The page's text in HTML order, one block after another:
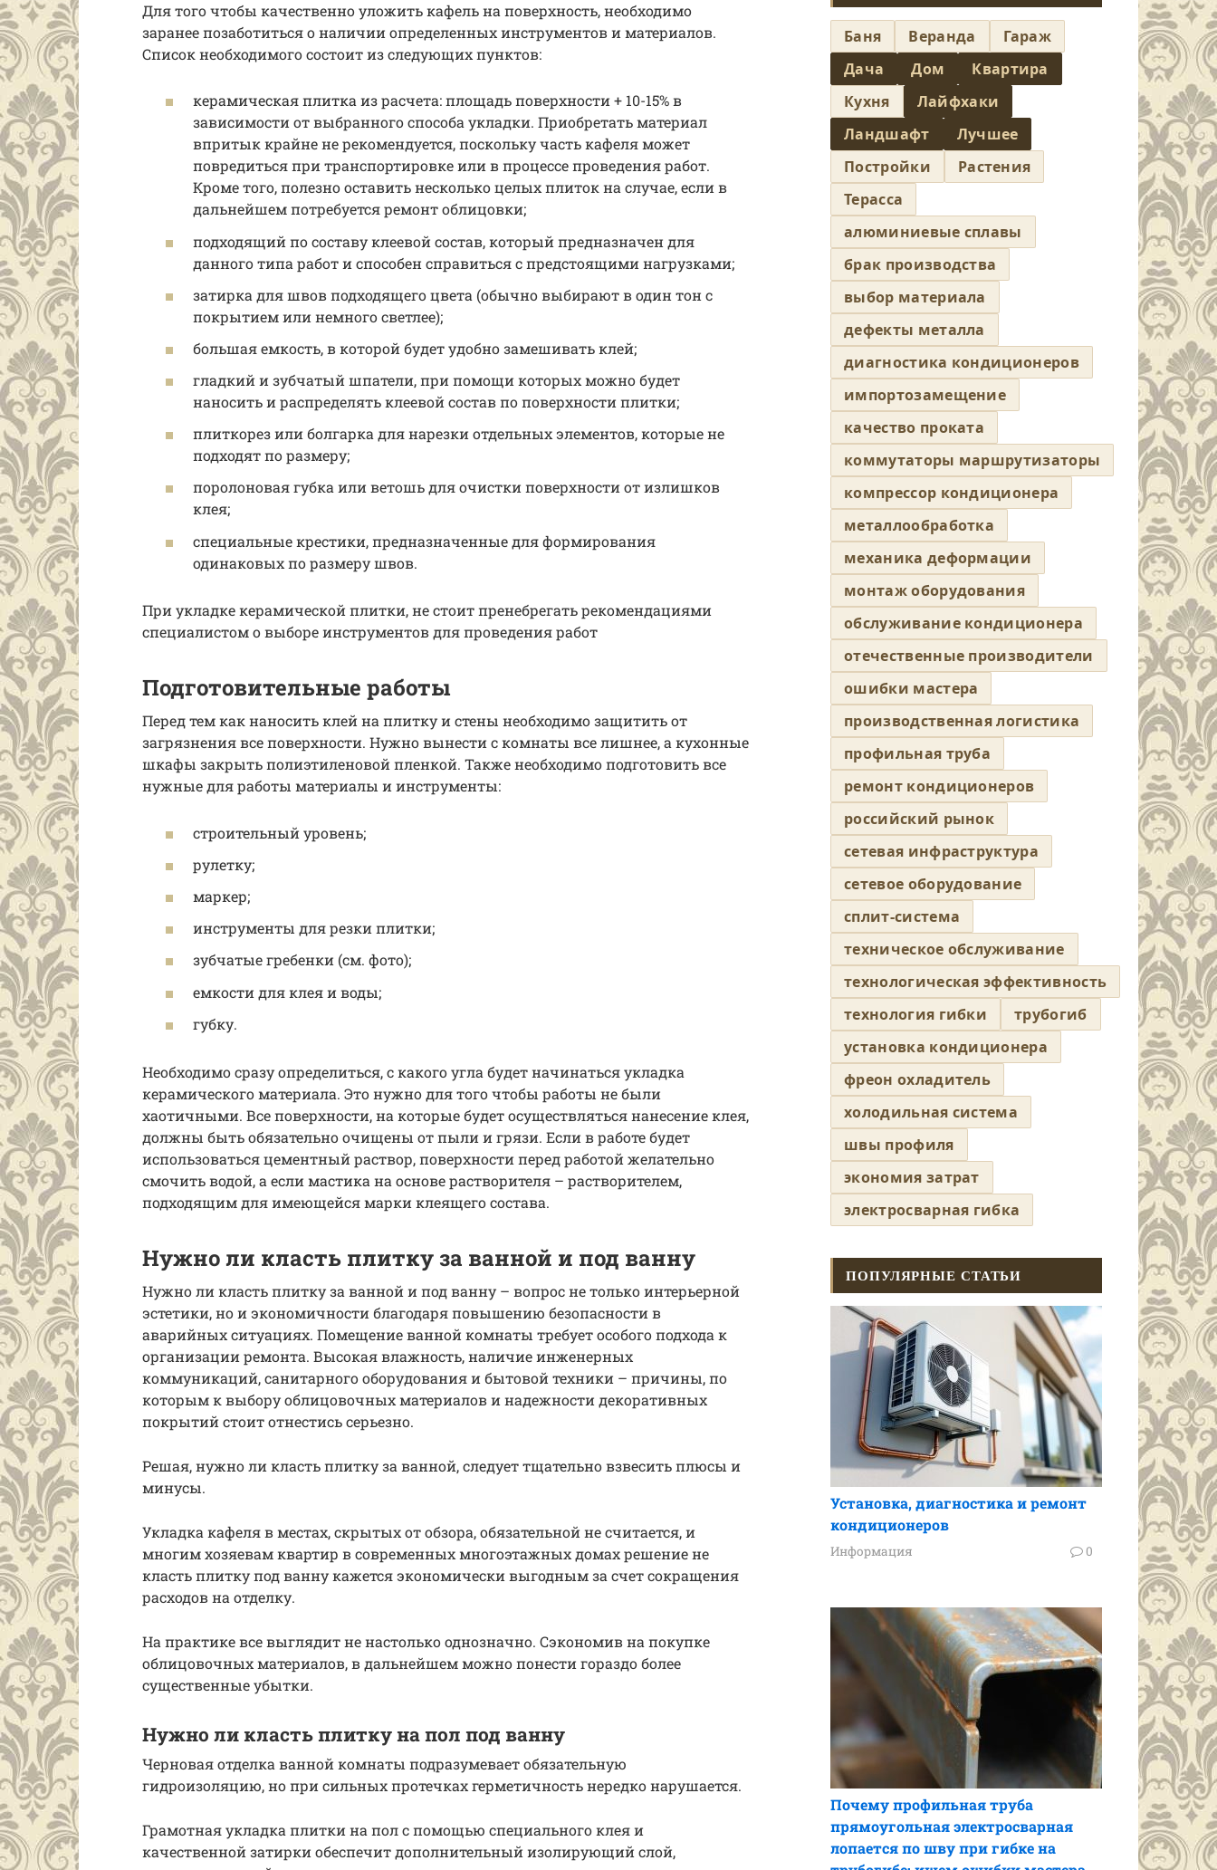
Для того чтобы качественно уложить кафель на поверхность, необходимо
заранее позаботиться о наличии определенных инструментов и материалов.
Список необходимого состоит из следующих пунктов:
керамическая плитка из расчета: площадь поверхности + 10-15% в
зависимости от выбранного способа укладки. Приобретать материал
впритык крайне не рекомендуется, поскольку часть кафеля может
повредиться при транспортировке или в процессе проведения работ.
Кроме того, полезно оставить несколько целых плиток на случае, если в
дальнейшем потребуется ремонт облицовки;
подходящий по составу клеевой состав, который предназначен для
данного типа работ и способен справиться с предстоящими нагрузками;
затирка для швов подходящего цвета (обычно выбирают в один тон с
покрытием или немного светлее);
большая емкость, в которой будет удобно замешивать клей;
гладкий и зубчатый шпатели, при помощи которых можно будет
наносить и распределять клеевой состав по поверхности плитки;
плиткорез или болгарка для нарезки отдельных элементов, которые не
подходят по размеру;
поролоновая губка или ветошь для очистки поверхности от излишков
клея;
специальные крестики, предназначенные для формирования
одинаковых по размеру швов.
При укладке керамической плитки, не стоит пренебрегать рекомендациями
специалистом о выборе инструментов для проведения работ
Подготовительные работы
Перед тем как наносить клей на плитку и стены необходимо защитить от
загрязнения все поверхности. Нужно вынести с комнаты все лишнее, а кухонные
шкафы закрыть полиэтиленовой пленкой. Также необходимо подготовить все
нужные для работы материалы и инструменты:
строительный уровень;
рулетку;
маркер;
инструменты для резки плитки;
зубчатые гребенки (см. фото);
емкости для клея и воды;
губку.
Необходимо сразу определиться, с какого угла будет начинаться укладка
керамического материала. Это нужно для того чтобы работы не были
хаотичными. Все поверхности, на которые будет осуществляться нанесение клея,
должны быть обязательно очищены от пыли и грязи. Если в работе будет
использоваться цементный раствор, поверхности перед работой желательно
смочить водой, а если мастика на основе растворителя – растворителем,
подходящим для имеющейся марки клеящего состава.
Нужно ли класть плитку за ванной и под ванну
Нужно ли класть плитку за ванной и под ванну – вопрос не только интерьерной
эстетики, но и экономичности благодаря повышению безопасности в
аварийных ситуациях. Помещение ванной комнаты требует особого подхода к
организации ремонта. Высокая влажность, наличие инженерных
коммуникаций, санитарного оборудования и бытовой техники – причины, по
которым к выбору облицовочных материалов и надежности декоративных
покрытий стоит отнестись серьезно.
Решая, нужно ли класть плитку за ванной, следует тщательно взвесить плюсы и
минусы.
Укладка кафеля в местах, скрытых от обзора, обязательной не считается, и
многим хозяевам квартир в современных многоэтажных домах решение не
класть плитку под ванну кажется экономически выгодным за счет сокращения
расходов на отделку.
На практике все выглядит не настолько однозначно. Сэкономив на покупке
облицовочных материалов, в дальнейшем можно понести гораздо более
существенные убытки.
Нужно ли класть плитку на пол под ванну
Черновая отделка ванной комнаты подразумевает обязательную
гидроизоляцию, но при сильных протечках герметичность нередко нарушается.
Грамотная укладка плитки на пол с помощью специального клея и
качественной затирки обеспечит дополнительный изолирующий слой,
Баня Веранда
Гараж
Дача
Дом
Квартира
Кухня
Лайфхаки
Ландшафт
Лучшее
Постройки
Растения
Терасса
алюминиевые сплавы
брак производства
выбор материала
дефекты металла
диагностика кондиционеров
импортозамещение
качество проката
коммутаторы маршрутизаторы
компрессор кондиционера
металлообработка
механика деформации
монтаж оборудования
обслуживание кондиционера
отечественные производители
ошибки мастера
производственная логистика
профильная труба
ремонт кондиционеров
российский рынок
сетевая инфраструктура
сетевое оборудование
сплит-система
техническое обслуживание
технологическая эффективность
технология гибки
трубогиб
установка кондиционера
фреон охладитель
холодильная система
швы профиля
экономия затрат
электросварная гибка
ПОПУЛЯРНЫЕ СТАТЬИ
Установка, диагностика и ремонт
кондиционеров
Информация 0
Почему профильная труба
прямоугольная электросварная
лопается по шву при гибке на